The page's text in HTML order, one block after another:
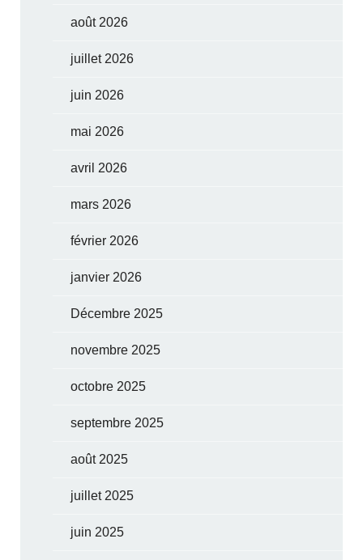
août 2026
juillet 2026
juin 2026
mai 2026
avril 2026
mars 2026
février 2026
janvier 2026
Décembre 2025
novembre 2025
octobre 2025
septembre 2025
août 2025
juillet 2025
juin 2025